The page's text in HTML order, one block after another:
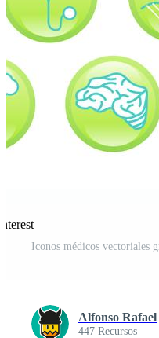
Iconos médicos vectoriales
Alfonso Rafael
447 Recursos